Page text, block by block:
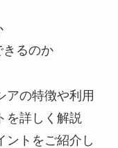
きるのか
アの特徴や利用
を詳しく解説
ントをご紹介し